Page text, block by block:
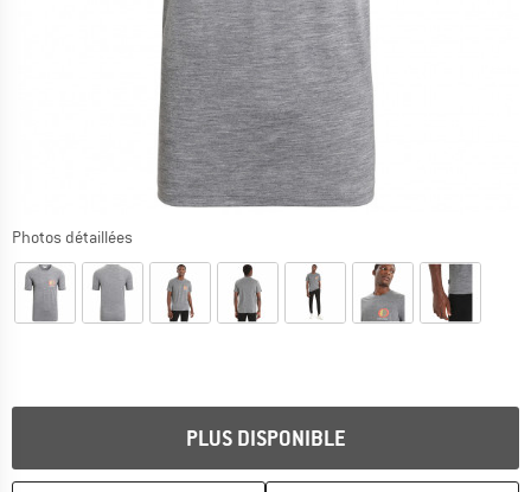
Photos détaillées
PLUS DISPONIBLE